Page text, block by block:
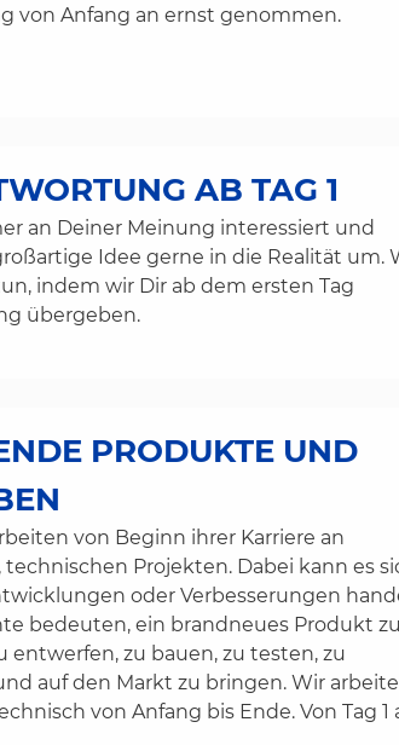
von Anfang an ernst genommen.
AB TAG 1
an Deiner Meinung interessiert und
Idee gerne in die Realität um.
indem wir Dir ab dem ersten Tag
übergeben.
PRODUKTE UND
von Beginn ihrer Karriere an
Projekten. Dabei kann es
oder Verbesserungen
bedeuten, ein brandneues Produkt zu
entwerfen, zu bauen, zu testen, zu
auf den Markt zu bringen. Wir
von Anfang bis Ende. Von Tag 1